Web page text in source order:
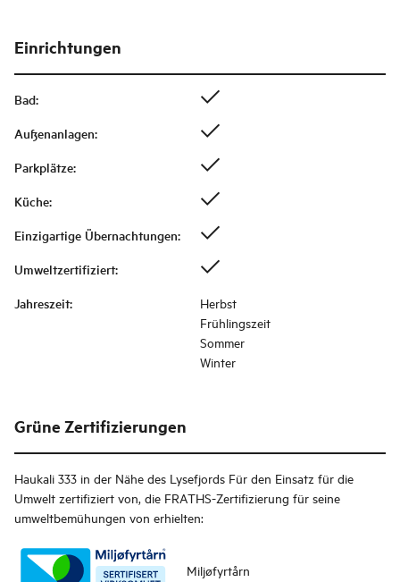
Einrichtungen
Bad:
Außenanlagen:
Parkplätze:
Küche:
Einzigartige Übernachtungen:
Umweltzertifiziert:
Jahreszeit:
Herbst
Frühlingszeit
Sommer
Winter
Grüne Zertifizierungen
Haukali 333 in der Nähe des Lysefjords Für den Einsatz für die
Umwelt zertifiziert von, die FRATHS-Zertifizierung für seine
umweltbemühungen von erhielten:
Miljøfyrtårn